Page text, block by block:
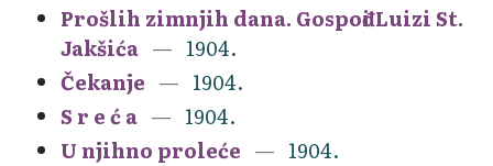
Prošlih zimnjih dana. Gospođi Luizi St.
Jakšića
1904.
Čekanje
1904.
S r e ć a
1904.
U njihno proleće
1904.